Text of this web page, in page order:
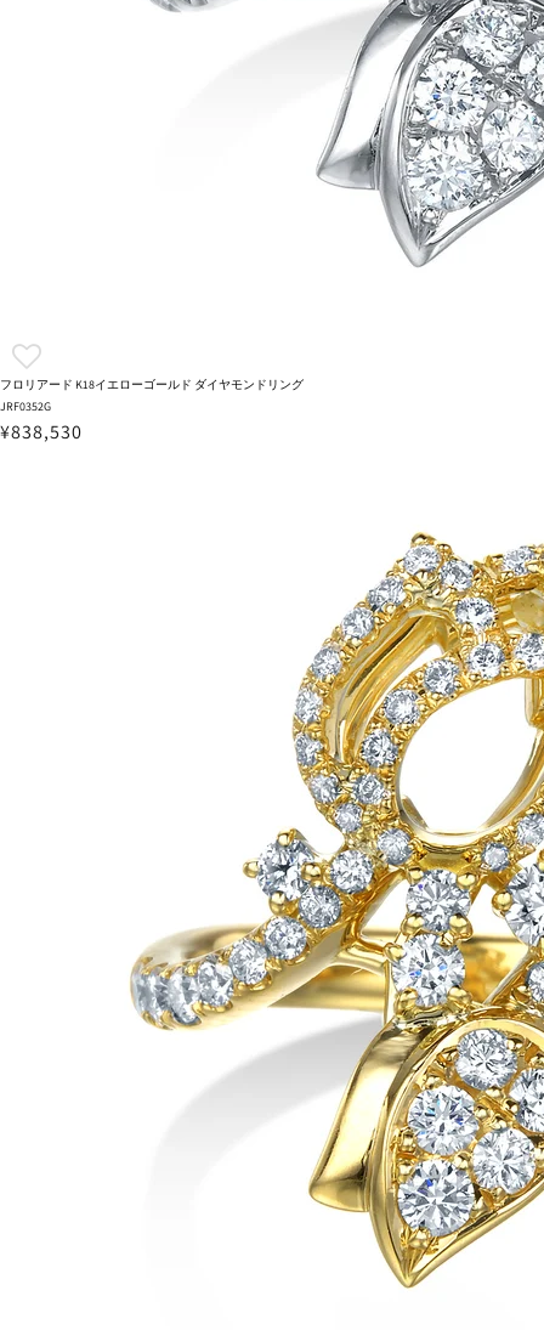
フロリアード K18イエローゴールド ダイヤモンドリング
JRF0352G
¥838,530